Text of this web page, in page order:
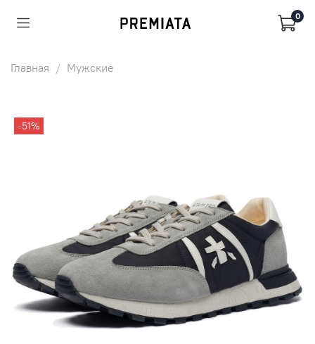
0
Главная Мужские
-51%